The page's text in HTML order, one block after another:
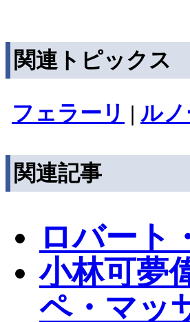
関連トピックス
フェラーリ | ルノ
関連記事
ロバート
小林可夢
ペ・マッ